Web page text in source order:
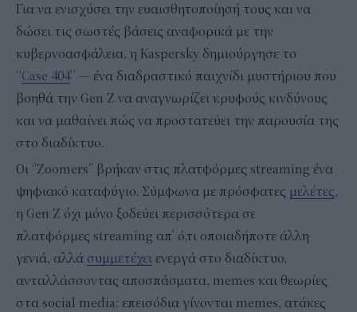
Για να ενισχύσει την ευαισθητοποίησή τους και να
δώσει τις σωστές βάσεις αναφορικά με την
κυβερνοασφάλεια, η Kaspersky δημιούργησε το
“Case 404” — ένα διαδραστικό παιχνίδι μυστήριου που
βοηθά την Gen Z να αναγνωρίζει κρυφούς κινδύνους
και να μαθαίνει πώς να προστατεύει την παρουσία της
στο διαδίκτυο.
Οι ‘’Zoomers’’ βρήκαν στις πλατφόρμες streaming ένα
ψηφιακό καταφύγιο. Σύμφωνα με πρόσφατες μελέτες,
η Gen Z όχι μόνο ξοδεύει περισσότερα σε
πλατφόρμες streaming απ’ ό,τι οποιαδήποτε άλλη
γενιά, αλλά συμμετέχει ενεργά στο διαδίκτυο,
ανταλλάσσοντας αποσπάσματα, memes και θεωρίες
στα social media: επεισόδια γίνονται memes, ατάκες